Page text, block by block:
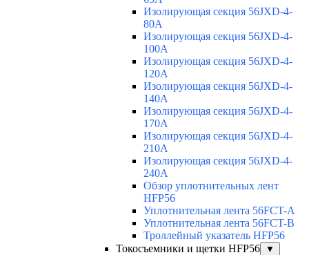
Изолирующая секция 56JXD-4-
80A
Изолирующая секция 56JXD-4-
100A
Изолирующая секция 56JXD-4-
120A
Изолирующая секция 56JXD-4-
140A
Изолирующая секция 56JXD-4-
170A
Изолирующая секция 56JXD-4-
210A
Изолирующая секция 56JXD-4-
240A
Обзор уплотнительных лент
HFP56
Уплотнительная лента 56FCT-A
Уплотнительная лента 56FCT-B
Троллейный указатель HFP56
Токосъемники и щетки HFP56
▼